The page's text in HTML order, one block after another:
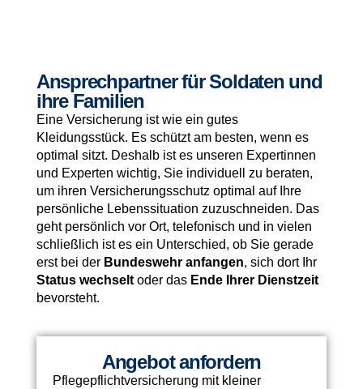
Ansprechpartner für Soldaten und
ihre Familien
Eine Versicherung ist wie ein gutes
Kleidungsstück. Es schützt am besten, wenn es
optimal sitzt. Deshalb ist es unseren Expertinnen
und Experten wichtig, Sie individuell zu beraten,
um ihren Versicherungsschutz optimal auf Ihre
persönliche Lebenssituation zuzuschneiden. Das
geht persönlich vor Ort, telefonisch und in vielen
schließlich ist es ein Unterschied, ob Sie gerade
erst bei der Bundeswehr anfangen, sich dort Ihr
Status wechseltoder das Ende Ihrer Dienstzeit
bevorsteht.
Angebot anfordern
Pflegepflichtversicherung mit kleiner